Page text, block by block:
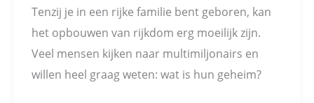
Tenzij je in een rijke familie bent geboren, kan
het opbouwen van rijkdom erg moeilijk zijn.
Veel mensen kijken naar multimiljonairs en
willen heel graag weten: wat is hun geheim?